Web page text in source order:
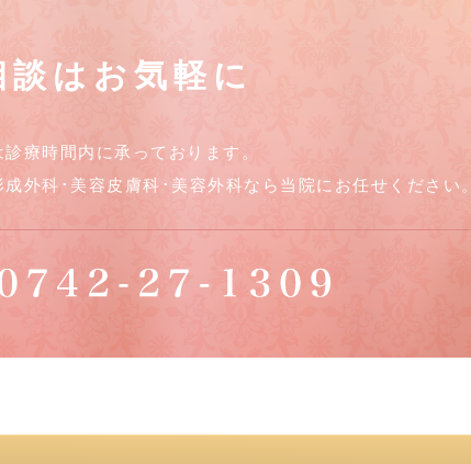
談はお気軽に
療時間内に承っております。
外科･美容皮膚科･美容外科なら当院にお任せください。